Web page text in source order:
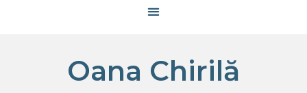
Oana Chirilă